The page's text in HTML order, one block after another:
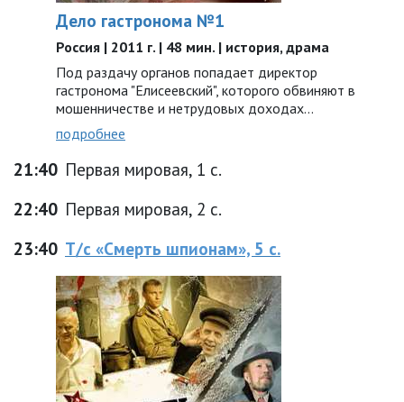
Дело гастронома №1
Россия | 2011 г. | 48 мин. | история, драма
Под раздачу органов попадает директор
гастронома "Елисеевский", которого обвиняют в
мошенничестве и нетрудовых доходах...
подробнее
21:40 Первая мировая, 1 с.
22:40 Первая мировая, 2 с.
23:40 Т/с «Смерть шпионам», 5 с.